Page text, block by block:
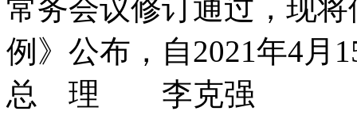
常务会议修订通过，现
例》公布，自2021年4月
总 理 李克强